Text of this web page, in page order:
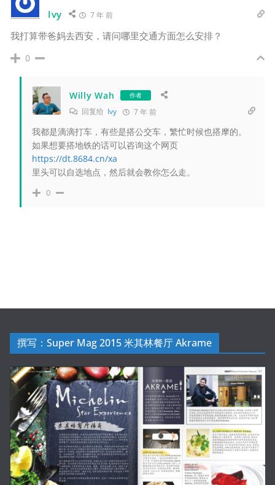
Ivy 7 年 前
我打算带爸妈去西安，请问哪里交通方面怎么安排？
0
Willy Wah 作者
回复给 Ivy 7 年 前
我都是滴滴打车，有些是搭公交车，繁忙时候也搭摩的。
如果想要搭地铁的话可以咨询这个网页
https://dt.8684.cn/xa
里头可以自选地点，然后就会教你怎么走。
0
撰写：Super Mag 2015 米其林餐厅 Akrame